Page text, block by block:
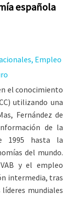
española
Empleo
el conocimiento
utilizando una
Fernández de
de la
1995 hasta la
del mundo.
y el empleo
intermedia, tras
mundiales